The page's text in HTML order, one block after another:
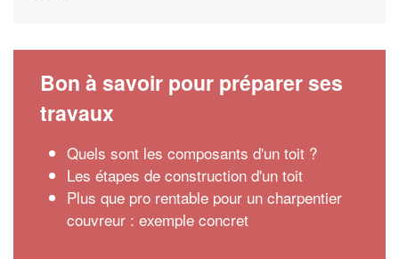
Bon à savoir pour préparer ses
travaux
Quels sont les composants d'un toit ?
Les étapes de construction d'un toit
Plus que pro rentable pour un charpentier
couvreur : exemple concret